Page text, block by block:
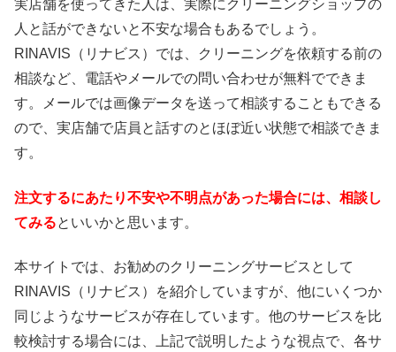
実店舗を使ってきた人は、実際にクリーニングショップの
人と話ができないと不安な場合もあるでしょう。
RINAVIS（リナビス）では、クリーニングを依頼する前の
相談など、電話やメールでの問い合わせが無料でできま
す。メールでは画像データを送って相談することもできる
ので、実店舗で店員と話すのとほぼ近い状態で相談できま
す。
注文するにあたり不安や不明点があった場合には、相談し
てみるといいかと思います。
本サイトでは、お勧めのクリーニングサービスとして
RINAVIS（リナビス）を紹介していますが、他にいくつか
同じようなサービスが存在しています。他のサービスを比
較検討する場合には、上記で説明したような視点で、各サ